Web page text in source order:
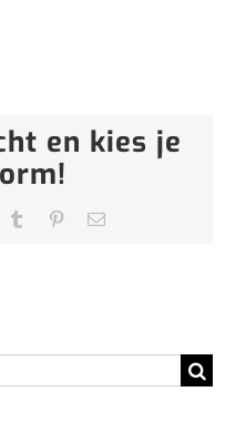
en kies je
Tumblr Pinterest
E-